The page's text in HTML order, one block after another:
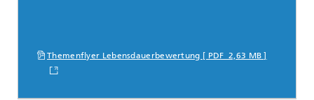
Themenflyer Lebensdauerbewertung [ PDF 2,63 MB ]